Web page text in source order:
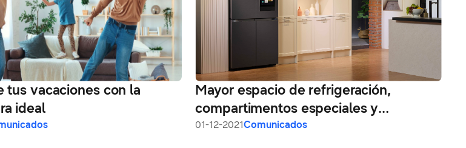
tus vacaciones con la
ideal
Mayor espacio de refrigeración,
compartimentos especiales y
temperaturas personalizadas,
01-12-2021Comunicados